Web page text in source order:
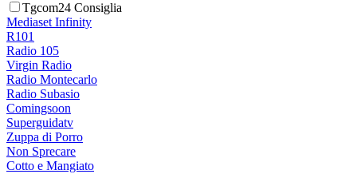
Tgcom24 Consiglia
Mediaset Infinity
R101
Radio 105
Virgin Radio
Radio Montecarlo
Radio Subasio
Comingsoon
Superguidatv
Zuppa di Porro
Non Sprecare
Cotto e Mangiato